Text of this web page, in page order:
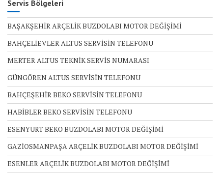
Servis Bölgeleri
BAŞAKŞEHİR ARÇELİK BUZDOLABI MOTOR DEĞİŞİMİ
BAHÇELİEVLER ALTUS SERVİSİN TELEFONU
MERTER ALTUS TEKNİK SERVİS NUMARASI
GÜNGÖREN ALTUS SERVİSİN TELEFONU
BAHÇEŞEHİR BEKO SERVİSİN TELEFONU
HABİBLER BEKO SERVİSİN TELEFONU
ESENYURT BEKO BUZDOLABI MOTOR DEĞİŞİMİ
GAZİOSMANPAŞA ARÇELİK BUZDOLABI MOTOR DEĞİŞİMİ
ESENLER ARÇELİK BUZDOLABI MOTOR DEĞİŞİMİ